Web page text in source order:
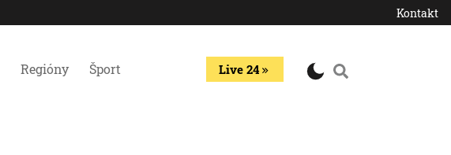
Kontakt
Regióny Šport Live 24